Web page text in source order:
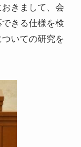
きまして、会
きる仕様を検
いての研究を